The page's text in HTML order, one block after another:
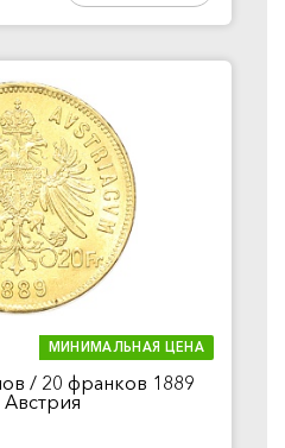
МИНИМАЛЬНАЯ ЦЕНА
/ 20 франков 1889
Австрия